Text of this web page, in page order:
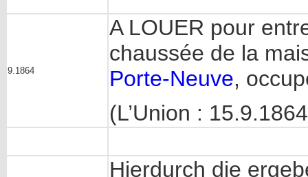
9.1864
A LOUER pour
chaussée de la
Porte-Neuve,
(L’Union :
Hierdurch die